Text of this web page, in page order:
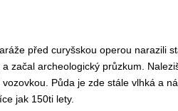
před curyšskou operou narazili
začal archeologický průzkum.
Půda je zde stále vlhká a
jak 150ti lety.